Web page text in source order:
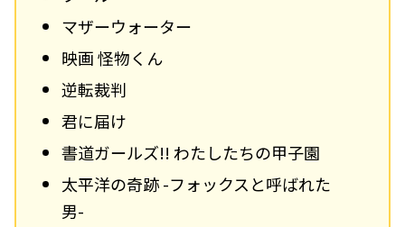
マザーウォーター
映画 怪物くん
逆転裁判
君に届け
書道ガールズ!! わたしたちの甲子園
太平洋の奇跡 -フォックスと呼ばれた
男-